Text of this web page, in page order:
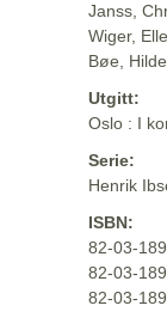
Janss,
Wiger,
Bøe, Hilde
Utgitt:
Oslo : I
Serie:
Henrik
ISBN:
82-03-
82-03-
82-03-